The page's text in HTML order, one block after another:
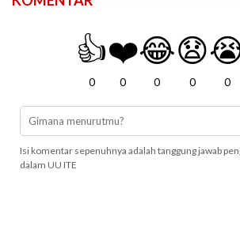
👍
0
❤️
0
😂
0
😧
0 0
Isi komentar sepenuhnya adalah tanggung jawab
dalam UU ITE